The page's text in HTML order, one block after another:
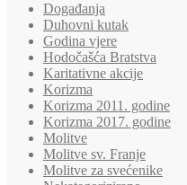
Događanja
Duhovni kutak
Godina vjere
Hodočašća Bratstva
Karitativne akcije
Korizma
Korizma 2011. godine
Korizma 2017. godine
Molitve
Molitve sv. Franje
Molitve za svećenike